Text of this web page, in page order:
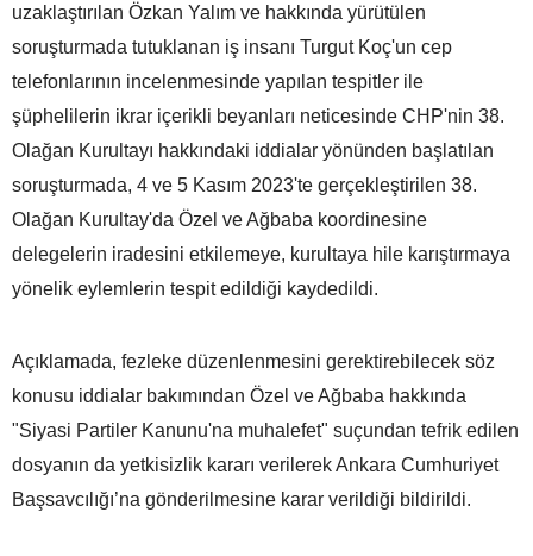
uzaklaştırılan Özkan Yalım ve hakkında yürütülen
soruşturmada tutuklanan iş insanı Turgut Koç'un cep
telefonlarının incelenmesinde yapılan tespitler ile
şüphelilerin ikrar içerikli beyanları neticesinde CHP'nin 38.
Olağan Kurultayı hakkındaki iddialar yönünden başlatılan
soruşturmada, 4 ve 5 Kasım 2023'te gerçekleştirilen 38.
Olağan Kurultay'da Özel ve Ağbaba koordinesine
delegelerin iradesini etkilemeye, kurultaya hile karıştırmaya
yönelik eylemlerin tespit edildiği kaydedildi.
Açıklamada, fezleke düzenlenmesini gerektirebilecek söz
konusu iddialar bakımından Özel ve Ağbaba hakkında
"Siyasi Partiler Kanunu'na muhalefet" suçundan tefrik edilen
dosyanın da yetkisizlik kararı verilerek Ankara Cumhuriyet
Başsavcılığı’na gönderilmesine karar verildiği bildirildi.